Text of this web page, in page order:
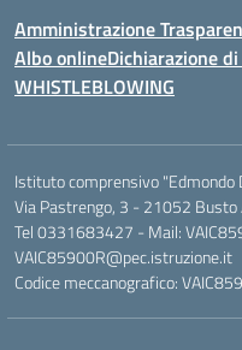
Amministrazione
Albo onlineDichiarazione
WHISTLEBLOWING
Istituto comprensivo "Edmondo
Via Pastrengo, 3 - 21052 Busto
Tel 0331683427 - Mail:
VAIC85900R@pec.istruzione.it
Codice meccanografico: